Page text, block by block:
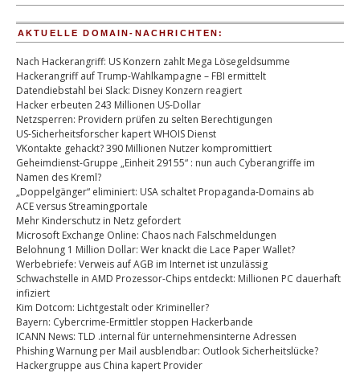
AKTUELLE DOMAIN-NACHRICHTEN:
Nach Hackerangriff: US Konzern zahlt Mega Lösegeldsumme
Hackerangriff auf Trump-Wahlkampagne – FBI ermittelt
Datendiebstahl bei Slack: Disney Konzern reagiert
Hacker erbeuten 243 Millionen US-Dollar
Netzsperren: Providern prüfen zu selten Berechtigungen
US-Sicherheitsforscher kapert WHOIS Dienst
VKontakte gehackt? 390 Millionen Nutzer kompromittiert
Geheimdienst-Gruppe „Einheit 29155“ : nun auch Cyberangriffe im
Namen des Kreml?
„Doppelgänger“ eliminiert: USA schaltet Propaganda-Domains ab
ACE versus Streamingportale
Mehr Kinderschutz in Netz gefordert
Microsoft Exchange Online: Chaos nach Falschmeldungen
Belohnung 1 Million Dollar: Wer knackt die Lace Paper Wallet?
Werbebriefe: Verweis auf AGB im Internet ist unzulässig
Schwachstelle in AMD Prozessor-Chips entdeckt: Millionen PC dauerhaft
infiziert
Kim Dotcom: Lichtgestalt oder Krimineller?
Bayern: Cybercrime-Ermittler stoppen Hackerbande
ICANN News: TLD .internal für unternehmensinterne Adressen
Phishing Warnung per Mail ausblendbar: Outlook Sicherheitslücke?
Hackergruppe aus China kapert Provider